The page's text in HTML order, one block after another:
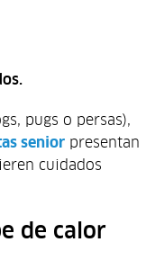
pugs o persas),
senior presentan
cuidados
de calor